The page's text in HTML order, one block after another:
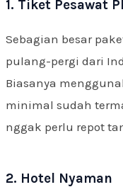
1. Tiket Pesawat
Sebagian besar
pulang-pergi dari
Biasanya
minimal sudah
nggak perlu repot
2. Hotel Nyaman